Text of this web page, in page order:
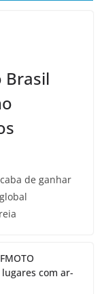
Brasil
de ganhar
com ar-